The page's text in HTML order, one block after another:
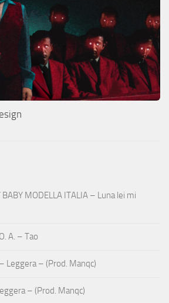
BABY MODELLA ITALIA – Luna lei mi
A. – Tao
Leggera – (Prod. Manqc)
– (Prod. Manqc)